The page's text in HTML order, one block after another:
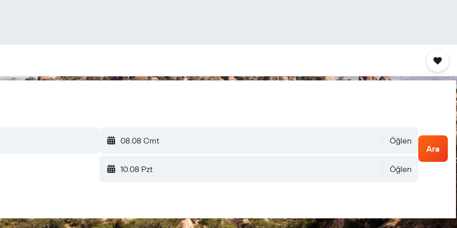
08.08 Cmt Öğlen
10.08 Pzt Öğlen
Ara